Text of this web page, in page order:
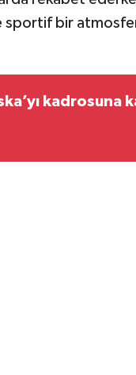
sportif bir
kadrosuna